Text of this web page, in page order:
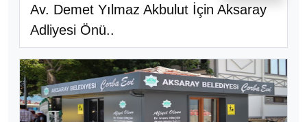
Av. Demet Yılmaz Akbulut İçin Aksaray
Adliyesi Önü..